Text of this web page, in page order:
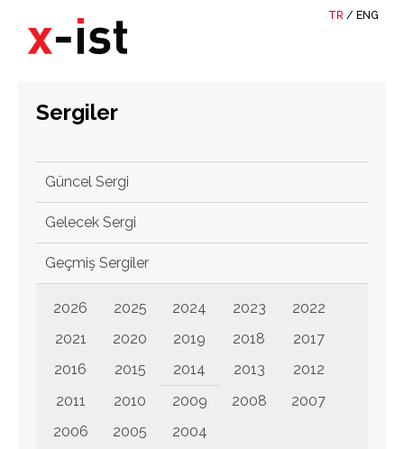
TR / ENG
Sergiler
Güncel Sergi
Gelecek Sergi
Geçmiş Sergiler
2026 2025 2024 2023
2022
2021
2020 2019 2018
2017
2016
2015 2014 2013
2012
2011
2010 2009 2008
2007
2006
2005 2004